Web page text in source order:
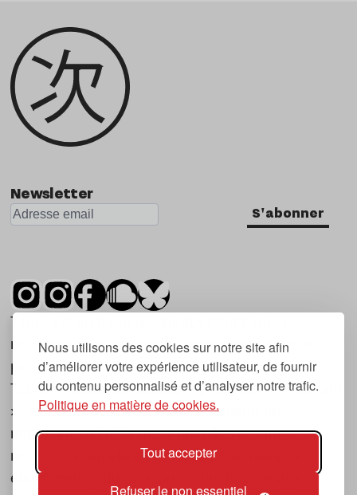
Nous utilisons des cookies sur notre site afin
d’améliorer votre expérience utilisateur, de fournir
du contenu personnalisé et d’analyser notre trafic.
Politique en matière de cookies.
Tout accepter
Refuser le non essentiel
Newsletter
S'abonner
Tsugi est un mensuel indépendant sur la
musique et les nouvelles tendances, dont la
première parution date de 2007.
Tsugi en japonais signifie « prochain », « suivant
», ce qui correspond à la thématique du
magazine, à l’affût des nouvelles tendances
musicales, qu’elles viennent de la musique
électronique, du rock ou du hip hop, et des